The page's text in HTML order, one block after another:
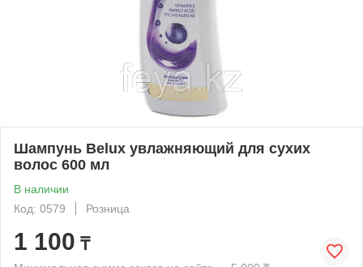
Шампунь Belux увлажняющий для сухих
волос 600 мл
В наличии
Код: 0579
Розница
1 100 ₸